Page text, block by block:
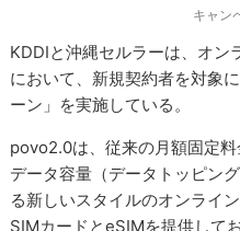
キャン
KDDIと沖縄セルラーは、オン
において、新規契約者を対象
ーン」を実施している。
povo2.0は、従来の月額固定
データ容量（データトッピン
る新しいスタイルのオンライ
SIMカードとeSIMを提供して